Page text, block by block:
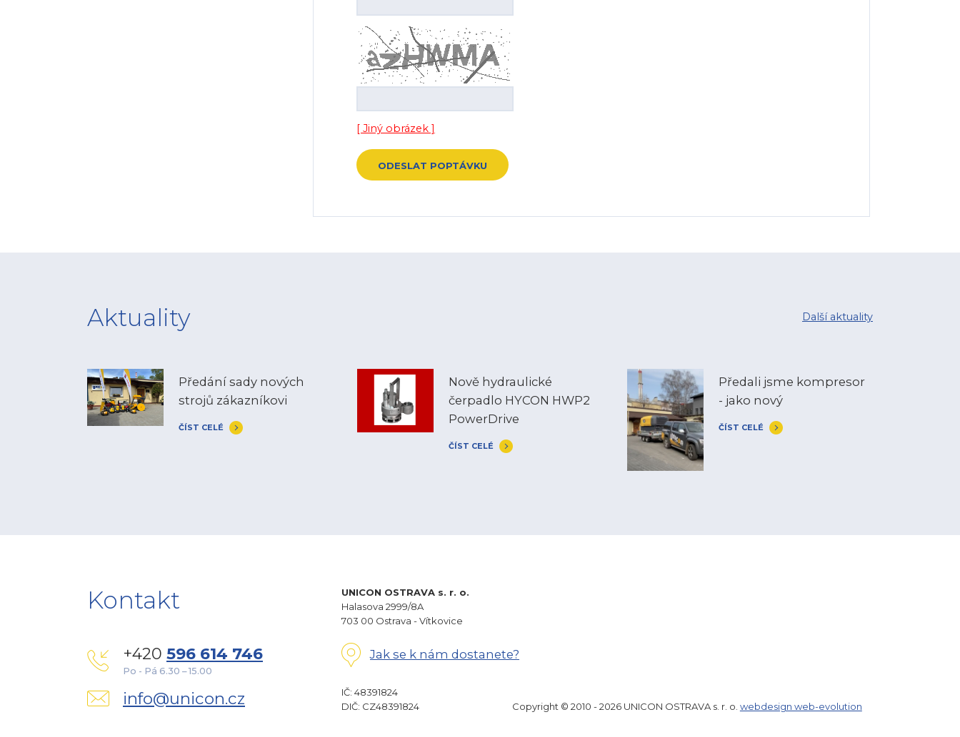
[ Jiný obrázek ]
Další aktuality
Aktuality
Předání sady nových
strojů zákazníkovi
ČÍST CELÉ
Nově hydraulické
čerpadlo HYCON HWP2
PowerDrive
ČÍST CELÉ
Předali jsme kompresor
- jako nový
ČÍST CELÉ
Kontakt
+420 596 614 746
Po - Pá 6.30 – 15.00
info@unicon.cz
UNICON OSTRAVA s. r. o.
Halasova 2999/8A
703 00 Ostrava - Vítkovice
Jak se k nám dostanete?
IČ: 48391824
DIČ: CZ48391824
Copyright © 2010 - 2026 UNICON OSTRAVA s. r. o. webdesign web-evolution